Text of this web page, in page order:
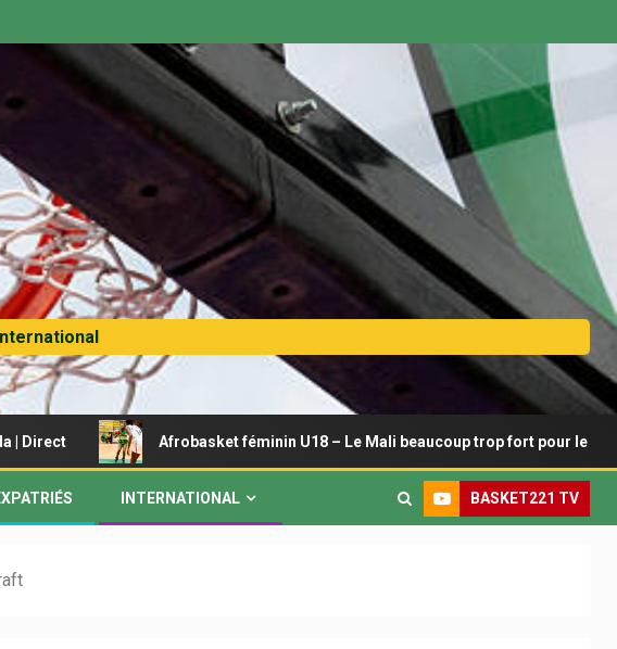
Afrobasket féminin U18 – Le Mali beaucoup trop fort pour le Bénin
INTERNATIONAL BASKET221 TV